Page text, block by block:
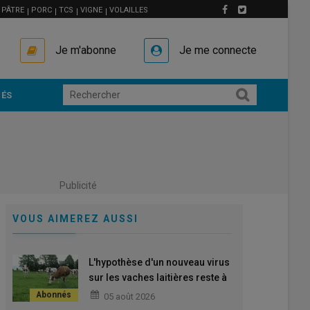
PÂTRE PORC TCS VIGNE VOLAILLES
Je m'abonne Je me connecte
Publicité
VOUS AIMEREZ AUSSI
L'hypothèse d'un nouveau virus
sur les vaches laitières reste à
confirmer
05 août 2026